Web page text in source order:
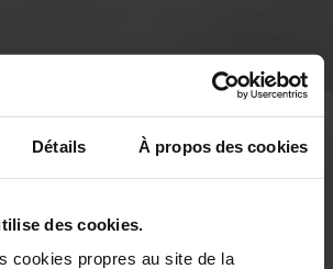
Détails À propos des cookies
des cookies.
cookies propres au site de la